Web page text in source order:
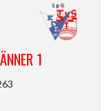
1